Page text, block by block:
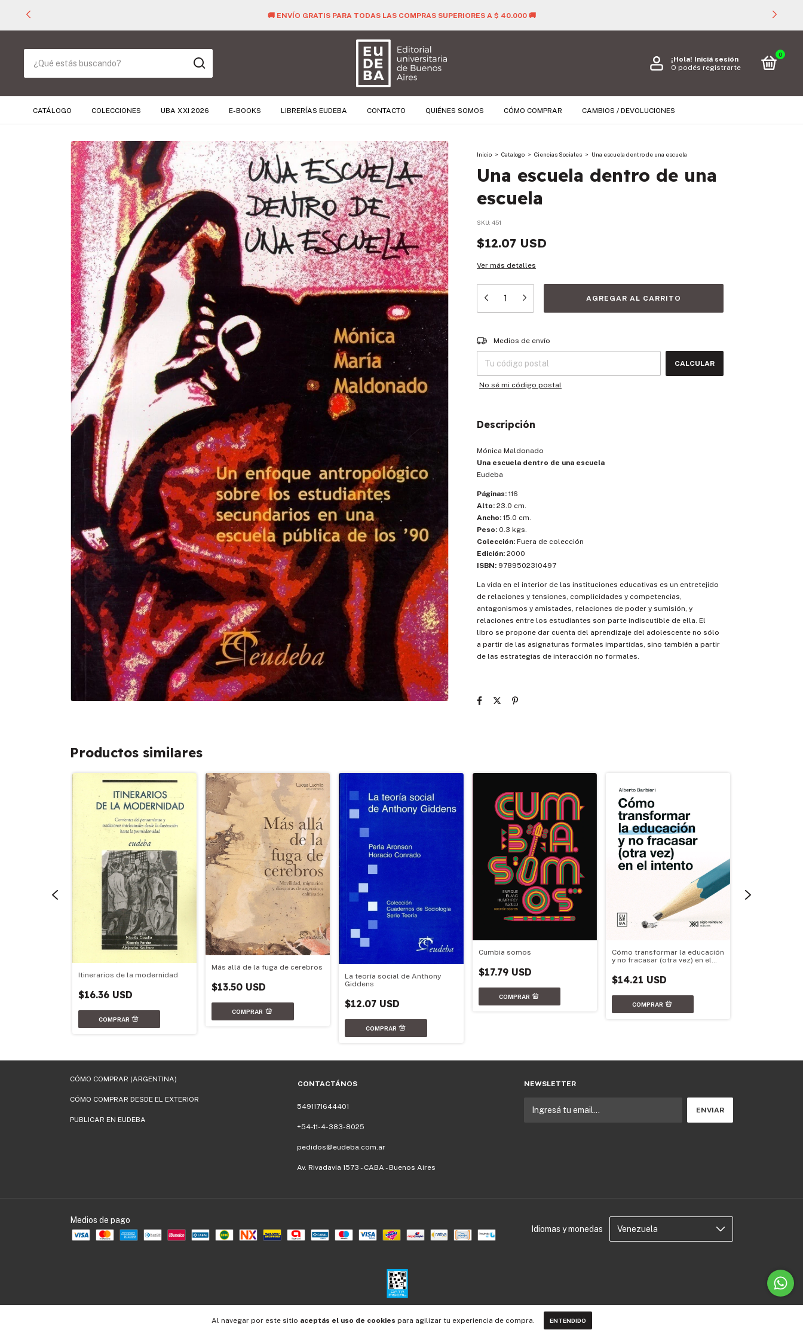
🚚 ENVÍO GRATIS PARA TODAS LAS COMPRAS SUPERIORES A $ 40.000 🚚
¡Hola! Iniciá sesión
O podés registrarte
0
CATÁLOGO COLECCIONES UBA XXI 2026 E-BOOKS LIBRERÍAS EUDEBA CONTACTO QUIÉNES SOMOS CÓMO COMPRAR CAMBIOS / DEVOLUCIONES
Al navegar por este sitio aceptás el uso de cookies para agilizar tu experiencia de compra. ENTENDIDO
Inicio > Catalogo > Ciencias Sociales > Una escuela dentro de una escuela
Una escuela dentro de una
escuela
SKU: 451
$12.07 USD
Ver más detalles
Entregas para el CP:
Medios de envío
CALCULAR
No sé mi código postal
Descripción
Mónica Maldonado
Una escuela dentro de una escuela
Eudeba
Páginas: 116
Alto: 23.0 cm.
Ancho: 15.0 cm.
Peso: 0.3 kgs.
Colección: Fuera de colección
Edición: 2000
ISBN: 9789502310497
La vida en el interior de las instituciones educativas es un entretejido
de relaciones y tensiones, complicidades y competencias,
antagonismos y amistades, relaciones de poder y sumisión, y
relaciones entre los estudiantes son parte indiscutible de ella. El
libro se propone dar cuenta del aprendizaje del adolescente no sólo
a partir de las asignaturas formales impartidas, sino también a partir
de las estrategias de interacción no formales.
Productos similares
Itinerarios de la modernidad
$16.36 USD
Más allá de la fuga de cerebros
$13.50 USD
La teoría social de Anthony
Giddens
$12.07 USD
Cumbia somos
$17.79 USD
Cómo transformar la educación
y no fracasar (otra vez) en el
$14.21 USD
CÓMO COMPRAR (ARGENTINA)
CÓMO COMPRAR DESDE EL EXTERIOR
PUBLICAR EN EUDEBA
CONTACTÁNOS
5491171644401
+54-11-4-383-8025
pedidos@eudeba.com.ar
Av. Rivadavia 1573 - CABA - Buenos Aires
NEWSLETTER
Medios de pago
Idiomas y monedas
Copyright EUDEBA - 30536109990 - 2026. Todos los derechos reservados. Defensa de las y los consumidores. Para reclamos ingresá acá. / Botón de arrepentimiento